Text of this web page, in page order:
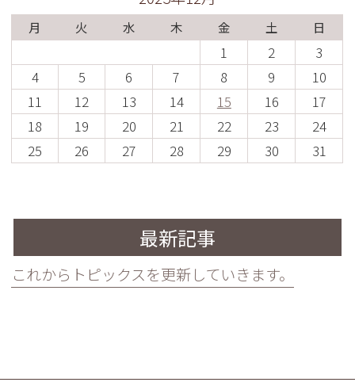
月 火 水 木 金 土 日
1 2
3
4
5 6 7 8 9
10
11
12 13 14 15 16
17
18
19 20 21 22 23
24
25
26 27 28 29 30 31
最新記事
これからトピックスを更新していきます。